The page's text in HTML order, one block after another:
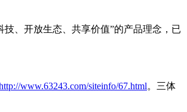
、开放生态、共享价值”的产品理念，已
www.63243.com/siteinfo/67.html。三体